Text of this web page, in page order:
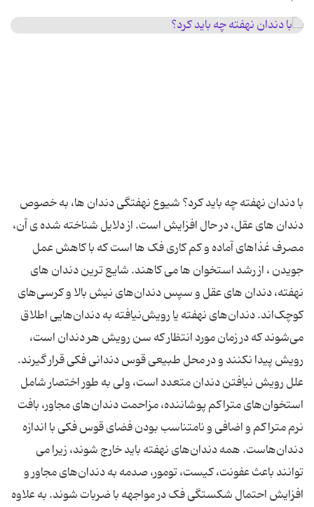
با دندان نهفته چه باید کرد؟ شیوع نهفتگی دندان ‌ها، به خصوص
دندان ‌های عقل، در حال افزایش است. از دلایل شناخته ‌شده ی آن،
مصرف غذاهای آماده و کم‌ کاری فک ها است که با کاهش عمل
جویدن ، از رشد استخوان ‌ها می ‌کاهند. شایع‌ ترین دندان‌ های
نهفته، دندان ‌های عقل و سپس دندان‌های نیش بالا و کرسی‌های
کوچک‌اند. دندان‌های نهفته یا رویش‌نیافته به دندان‌هایی اطلاق
می‌شوند که در زمان مورد انتظار که سن رویش هر دندان است،
رویش پیدا نکنند و در محل طبیعی قوس دندانی فکی قرار گیرند.
علل رویش نیافتن دندان متعدد است، ولی به طور اختصار شامل
استخوان‌های متراکم پوشاننده، مزاحمت دندان‌های مجاور، بافت
نرم متراکم و اضافی و نامتناسب بودن فضای قوس فکی با اندازه
دندان‌هاست. همه دندان‌های نهفته باید خارج شوند، زیرا می
توانند باعث عفونت، کیست، تومور، صدمه به دندان‌های مجاور و
افزایش احتمال شکستگی فک در مواجهه با ضربات شوند. به علاوه